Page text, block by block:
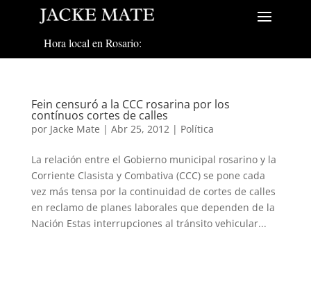
Hora local en Rosario:
Fein censuró a la CCC rosarina por los
contínuos cortes de calles
por Jacke Mate | Abr 25, 2012 | Política
La relación entre el Gobierno municipal rosarino y la
Corriente Clasista y Combativa (CCC) se pone cada
vez más tensa por la continuidad de cortes de calles
en reclamo de planes laborales que dependen de la
Nación Estas interrupciones al tránsito vehicular...